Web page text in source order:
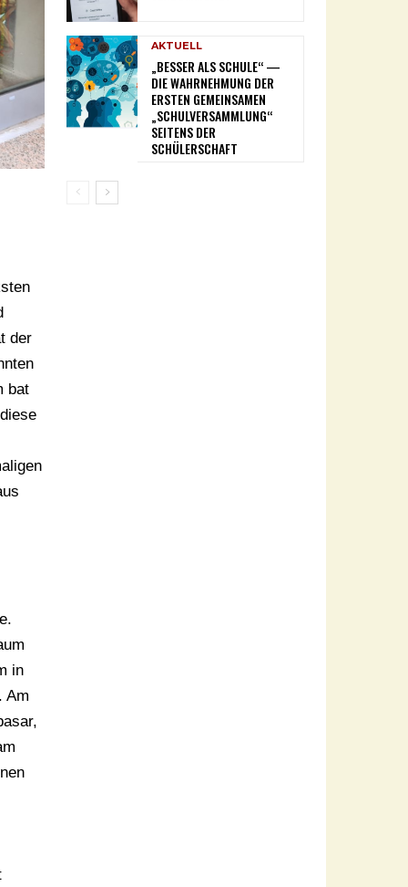
der
bat
in
Am
AKTUELL
„BESSER ALS SCHULE“ —
DIE WAHRNEHMUNG DER
ERSTEN GEMEINSAMEN
„SCHULVERSAMMLUNG“
SEITENS DER
SCHÜLERSCHAFT